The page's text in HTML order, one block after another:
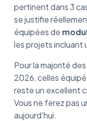
pertinent dans 3
se justifie
équipées de
les projets incluant
Pour la majorité
2026, celles
reste un excellent
Vous ne ferez pas
aujourd'hui.